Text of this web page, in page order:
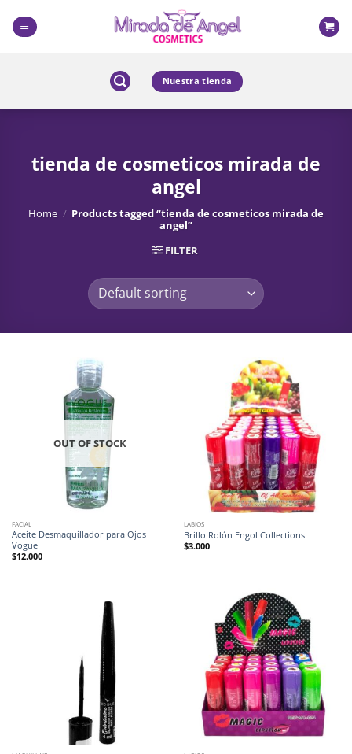
content
Nuestra tienda
tienda de cosmeticos mirada de
angel
Home / Products tagged “tienda de cosmeticos mirada de
angel”
FILTER
OUT OF STOCK
FACIAL
Aceite Desmaquillador para Ojos
Vogue
$12.000
LABIOS
Brillo Rolón Engol Collections
$3.000